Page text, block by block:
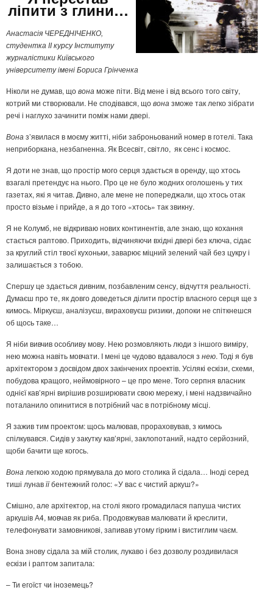
ліпити з глини…
Анастасія ЧЕРЕДНІЧЕНКО,
студентка ІІ курсу Інституту
журналістики Київського
університету імені Бориса Грінченка
Ніколи не думав, щовона може піти. Від мене і від всього того світу,
котрий ми створювали. Не сподівався, щовона зможе так легко зібрати
речі і наглухо зачинити поміж нами двері.
Вона з’явилася в моєму житті, ніби заброньований номер в готелі. Така
неприборкана, незбагненна. Як Всесвіт, світло, як сенс і космос.
Я доти не знав, що простір мого серця здається в оренду, що хтось
взагалі претендує на нього. Про це не було жодних оголошень у тих
газетах, які я читав. Дивно, але мене не попереджали, що хтось отак
просто візьме і прийде, а я до того «хтось» так звикну.
Я не Колумб, не відкриваю нових континентів, але знаю, що кохання
стається раптово. Приходить, відчиняючи вхідні двері без ключа, сідає
за круглий стіл твоєї кухоньки, заварює міцний зелений чай без цукру і
залишається з тобою.
Спершу це здається дивним, позбавленим сенсу, відчуття реальності.
Думаєш про те, як довго доведеться ділити простір власного серця ще з
кимось. Міркуєш, аналізуєш, вираховуєш ризики, допоки не спіткнешся
об щось таке…
Я ніби вивчив особливу мову. Нею розмовляють люди з іншого виміру,
нею можна навіть мовчати. І мені це чудово вдавалося з нею. Тоді я був
архітектором з досвідом двох закінчених проектів. Усілякі ескізи, схеми,
побудова кращого, неймовірного – це про мене. Того серпня власник
однієї кав’ярні вирішив розширювати свою мережу, і мені надзвичайно
поталанило опинитися в потрібний час в потрібному місці.
Я зажив тим проектом: щось малював, прораховував, з кимось
спілкувався. Сидів у закутку кав’ярні, заклопотаний, надто серйозний,
щоби бачити ще когось.
Вона легкою ходою прямувала до мого столика й сідала… Іноді серед
тиші лунавїїбентежний голос: «У вас є чистий аркуш?»
Смішно, але архітектор, на столі якого громадилася папуша чистих
аркушів А4, мовчав як риба. Продовжував малювати й креслити,
телефонувати замовникові, запивав утому гірким і вистиглим чаєм.
Вона знову сідала за мій столик, лукаво і без дозволу роздивилася
ескізи і раптом запитала:
– Ти егоїст чи іноземець?